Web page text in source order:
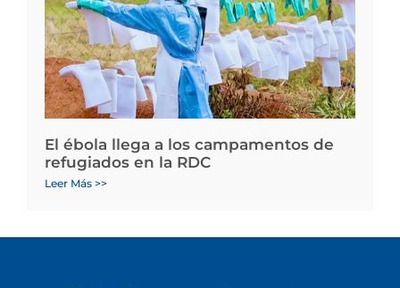
El ébola llega a los campamentos de
refugiados en la RDC
Leer Más >>